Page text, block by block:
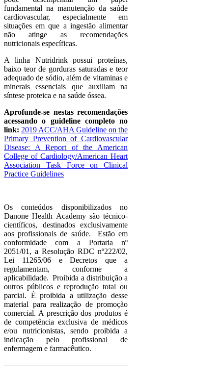
fundamental na manutenção da saúde
cardiovascular, especialmente em
situações em que a ingestão alimentar
não atinge as recomendações
nutricionais específicas.
A linha Nutridrink possui proteínas,
baixo teor de gorduras saturadas e teor
adequado de sódio, além de vitaminas e
minerais essenciais que auxiliam na
síntese proteica e na saúde óssea.
Aprofunde-se nestas recomendações
acessando o guideline completo no
link: 2019 ACC/AHA Guideline on the
Primary Prevention of Cardiovascular
Disease: A Report of the American
College of Cardiology/American Heart
Association Task Force on Clinical
Practice Guidelines
Os conteúdos disponibilizados no
Danone Health Academy são técnico-
científicos, destinados exclusivamente
aos profissionais de saúde. Estão em
conformidade com a Portaria nº
2051/01, a Resolução RDC nº222/02,
Lei 11265/06 e Decretos que a
regulamentam, conforme a
aplicabilidade. Proibida a distribuição a
outros públicos e reprodução total ou
parcial. É proibida a utilização desse
material para realização de promoção
comercial. A prescrição dos produtos é
de competência exclusiva de médicos
e/ou nutricionistas, sendo proibida a
indicação pelo profissional de
enfermagem e farmacêutico.